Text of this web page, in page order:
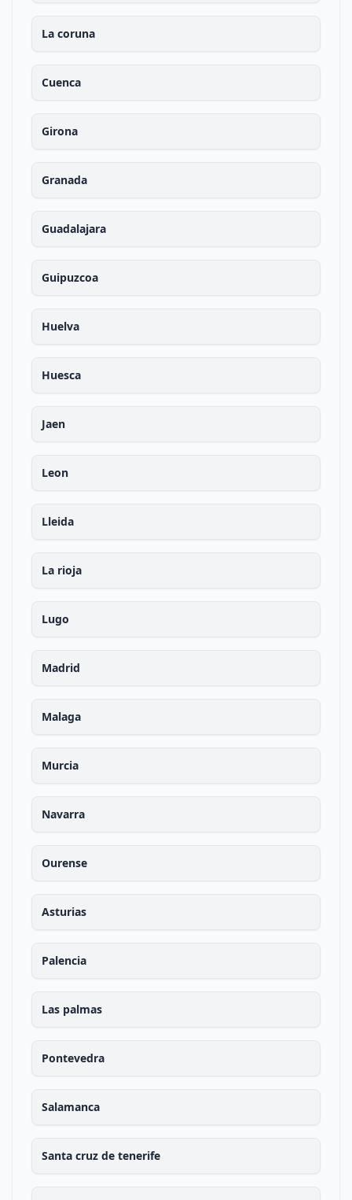
La coruna
Cuenca
Girona
Granada
Guadalajara
Guipuzcoa
Huelva
Huesca
Jaen
Leon
Lleida
La rioja
Lugo
Madrid
Malaga
Murcia
Navarra
Ourense
Asturias
Palencia
Las palmas
Pontevedra
Salamanca
Santa cruz de tenerife